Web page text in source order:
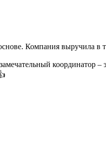
Компания выручила
координатор